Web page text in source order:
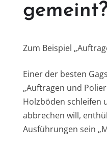
Zum Beispiel
Einer der besten
„Auftragen und
Holzböden schleifen
abbrechen will,
Ausführungen sein